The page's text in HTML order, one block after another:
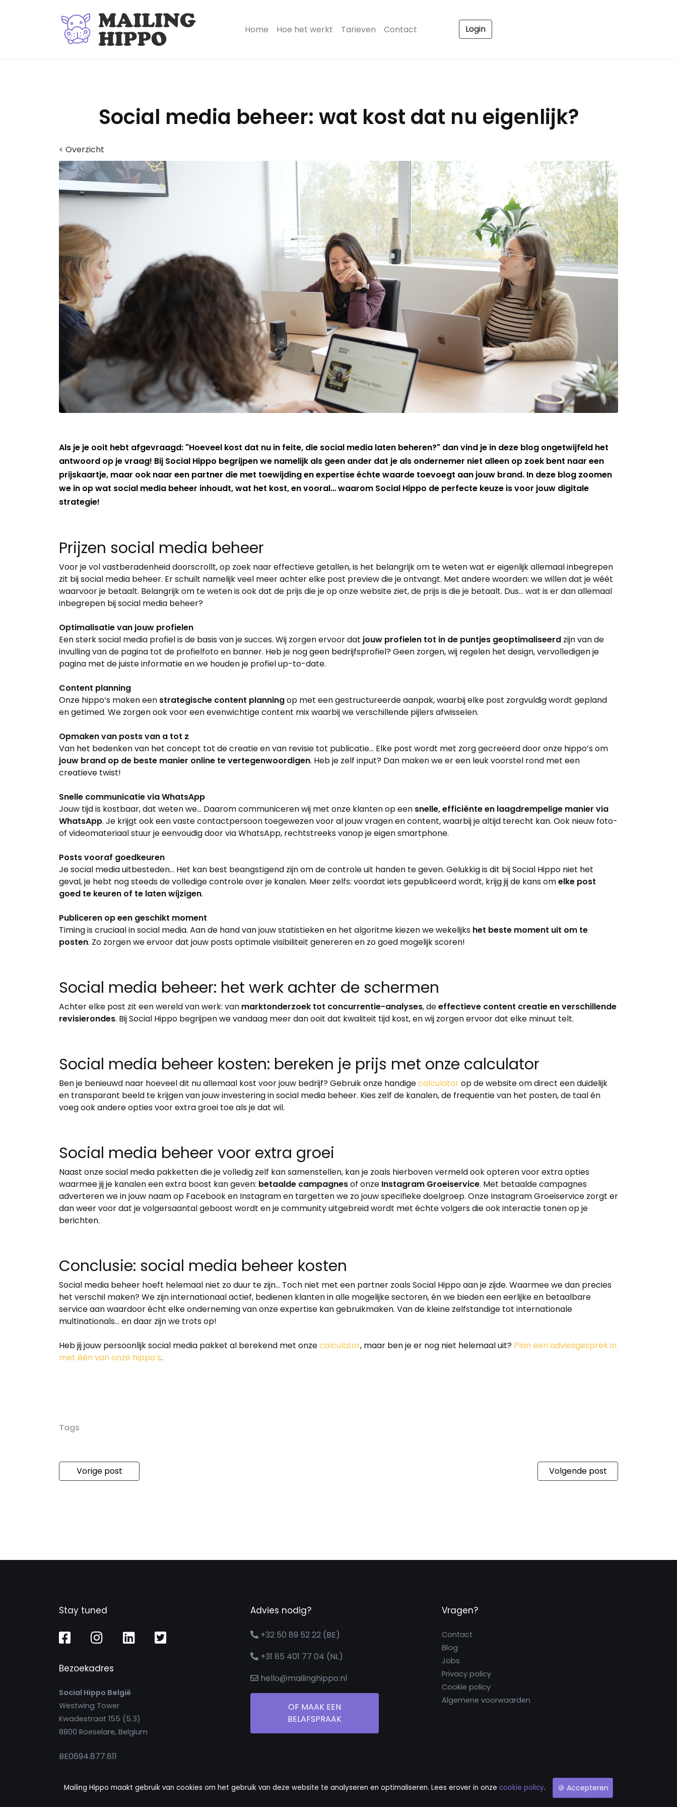
Home(current)
Hoe het werkt Tarieven Contact Login
Social media beheer: wat kost dat nu eigenlijk?
< Overzicht
Als je je ooit hebt afgevraagd: "Hoeveel kost dat nu in feite, die social media laten beheren?" dan vind je in deze blog ongetwijfeld het
antwoord op je vraag! Bij Social Hippo begrijpen we namelijk als geen ander dat je als ondernemer niet alleen op zoek bent naar een
prijskaartje, maar ook naar een partner die met toewijding en expertise échte waarde toevoegt aan jouw brand. In deze blog zoomen
we in op wat social media beheer inhoudt, wat het kost, en vooral… waarom Social Hippo de perfecte keuze is voor jouw digitale
strategie!
Prijzen social media beheer
Voor je vol vastberadenheid doorscrollt, op zoek naar effectieve getallen, is het belangrijk om te weten wat er eigenlijk allemaal inbegrepen
zit bij social media beheer. Er schuilt namelijk veel meer achter elke post preview die je ontvangt. Met andere woorden: we willen dat je wéét
waarvoor je betaalt. Belangrijk om te weten is ook dat de prijs die je op onze website ziet, de prijs is die je betaalt. Dus… wat is er dan allemaal
inbegrepen bij social media beheer?
Optimalisatie van jouw profielen
Een sterk social media profiel is de basis van je succes. Wij zorgen ervoor dat jouw profielen tot in de puntjes geoptimaliseerd zijn van de
invulling van de pagina tot de profielfoto en banner. Heb je nog geen bedrijfsprofiel? Geen zorgen, wij regelen het design, vervolledigen je
pagina met de juiste informatie en we houden je profiel up-to-date.
Content planning
Onze hippo’s maken een strategische content planningop met een gestructureerde aanpak, waarbij elke post zorgvuldig wordt gepland
en getimed. We zorgen ook voor een evenwichtige content mix waarbij we verschillende pijlers afwisselen.
Opmaken van posts van a tot z
Van het bedenken van het concept tot de creatie en van revisie tot publicatie... Elke post wordt met zorg gecreëerd door onze hippo’s om
jouw brand op de beste manier online te vertegenwoordigen. Heb je zelf input? Dan maken we er een leuk voorstel rond met een
creatieve twist!
Snelle communicatie via WhatsApp
Jouw tijd is kostbaar, dat weten we… Daarom communiceren wij met onze klanten op een snelle, efficiënte en laagdrempelige manier via
WhatsApp. Je krijgt ook een vaste contactpersoon toegewezen voor al jouw vragen en content, waarbij je altijd terecht kan. Ook nieuw foto-
of videomateriaal stuur je eenvoudig door via WhatsApp, rechtstreeks vanop je eigen smartphone.
Posts vooraf goedkeuren
Je social media uitbesteden… Het kan best beangstigend zijn om de controle uit handen te geven. Gelukkig is dit bij Social Hippo niet het
geval, je hebt nog steeds de volledige controle over je kanalen. Meer zelfs: voordat iets gepubliceerd wordt, krijg jij de kans omelke post
goed te keuren of te laten wijzigen.
Publiceren op een geschikt moment
Timing is cruciaal in social media. Aan de hand van jouw statistieken en het algoritme kiezen we wekelijks het beste moment uit om te
posten. Zo zorgen we ervoor dat jouw posts optimale visibiliteit genereren en zo goed mogelijk scoren!
Social media beheer: het werk achter de schermen
Achter elke post zit een wereld van werk: van marktonderzoek tot concurrentie-analyses, deeffectieve content creatie en verschillende
revisierondes. Bij Social Hippo begrijpen we vandaag meer dan ooit dat kwaliteit tijd kost, en wij zorgen ervoor dat elke minuut telt.
Social media beheer kosten: bereken je prijs met onze calculator
Ben je benieuwd naar hoeveel dit nu allemaal kost voor jouw bedrijf? Gebruik onze handigecalculatorop de website om direct een duidelijk
en transparant beeld te krijgen van jouw investering in social media beheer. Kies zelf de kanalen, de frequentie van het posten, de taal én
voeg ook andere opties voor extra groei toe als je dat wil.
Social media beheer voor extra groei
Naast onze social media pakketten die je volledig zelf kan samenstellen, kan je zoals hierboven vermeld ook opteren voor extra opties
waarmee jij je kanalen een extra boost kan geven: betaalde campagnesof onze Instagram Groeiservice. Met betaalde campagnes
adverteren we in jouw naam op Facebook en Instagram en targetten we zo jouw specifieke doelgroep. Onze Instagram Groeiservice zorgt er
dan weer voor dat je volgersaantal geboost wordt en je community uitgebreid wordt met échte volgers die ook interactie tonen op je
berichten.
Conclusie: social media beheer kosten
Social media beheer hoeft helemaal niet zo duur te zijn… Toch niet met een partner zoals Social Hippo aan je zijde. Waarmee we dan precies
het verschil maken? We zijn internationaal actief, bedienen klanten in alle mogelijke sectoren, én we bieden een eerlijke en betaalbare
service aan waardoor écht elke onderneming van onze expertise kan gebruikmaken. Van de kleine zelfstandige tot internationale
multinationals… en daar zijn we trots op!
Heb jij jouw persoonlijk social media pakket al berekend met onzecalculator, maar ben je er nog niet helemaal uit? Plan een adviesgesprek in
met één van onze hippo’s.
Tags
Vorige post Volgende post
Mailing Hippo maakt gebruik van cookies om het gebruik van deze website te analyseren en optimaliseren. Lees erover in onze cookie policy. 🍪 Accepteren
Stay tuned
Bezoekadres
Social Hippo België
Westwing Tower
Kwadestraat 155 (5.3)
8800 Roeselare, Belgium
BE0694.877.811
Lange Kleiweg 62K
Advies nodig?
+32 50 89 52 22 (BE)
+31 85 401 77 04 (NL)
hello@mailinghippo.nl
OF MAAK EEN
BELAFSPRAAK
Vragen?
Contact
Blog
Jobs
Privacy policy
Cookie policy
Algemene voorwaarden